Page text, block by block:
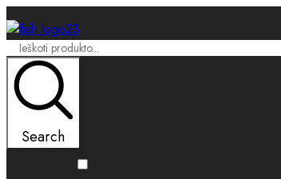
Search